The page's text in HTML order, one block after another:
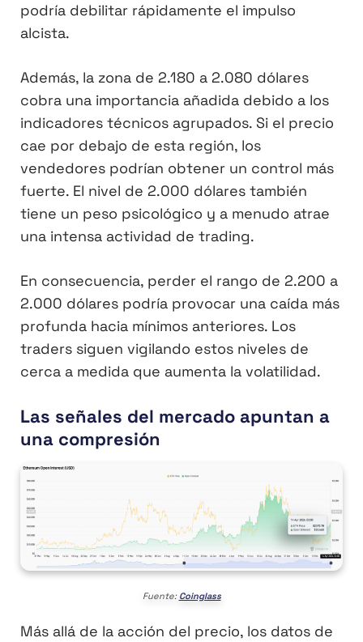
podría debilitar rápidamente el impulso
alcista.
Además, la zona de 2.180 a 2.080 dólares
cobra una importancia añadida debido a los
indicadores técnicos agrupados. Si el precio
cae por debajo de esta región, los
vendedores podrían obtener un control más
fuerte. El nivel de 2.000 dólares también
tiene un peso psicológico y a menudo atrae
una intensa actividad de trading.
En consecuencia, perder el rango de 2.200 a
2.000 dólares podría provocar una caída más
profunda hacia mínimos anteriores. Los
traders siguen vigilando estos niveles de
cerca a medida que aumenta la volatilidad.
Las señales del mercado apuntan a
una compresión
Fuente: Coinglass
Más allá de la acción del precio, los datos de